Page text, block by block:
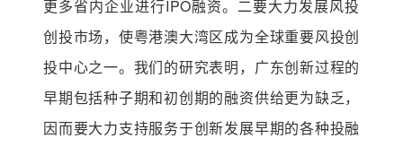
更多省内企业进行IPO融资。二要大力发展风投
创投市场，使粤港澳大湾区成为全球重要风投创
投中心之一。我们的研究表明，广东创新过程的
早期包括种子期和初创期的融资供给更为缺乏，
因而要大力支持服务于创新发展早期的各种投融